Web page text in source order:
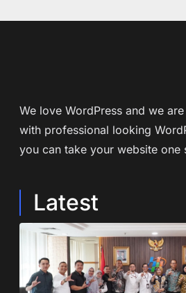
We love WordPress and we
with professional looking
you can take your website one
Latest